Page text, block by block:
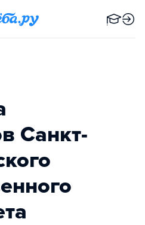
Санкт-